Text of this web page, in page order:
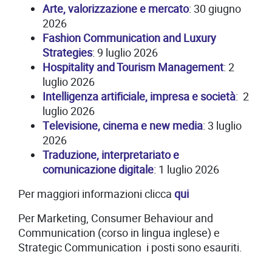
Arte, valorizzazione e mercato: 30 giugno
2026
Fashion Communication and Luxury
Strategies: 9 luglio 2026
Hospitality and Tourism Management: 2
luglio 2026
Intelligenza artificiale, impresa e società: 2
luglio 2026
Televisione, cinema e new media: 3 luglio
2026
Traduzione, interpretariato e
comunicazione digitale: 1 luglio 2026
Per maggiori informazioni clicca qui
Per Marketing, Consumer Behaviour and
Communication (corso in lingua inglese) e
Strategic Communication i posti sono esauriti.